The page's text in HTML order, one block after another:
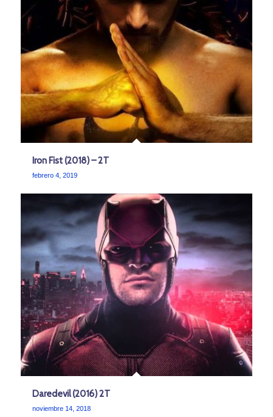
Iron Fist (2018) – 2T
febrero 4, 2019
Daredevil (2016) 2T
noviembre 14, 2018